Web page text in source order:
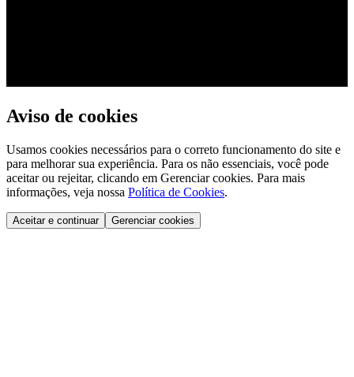
Aviso de cookies
Usamos cookies necessários para o correto funcionamento do site e
para melhorar sua experiência. Para os não essenciais, você pode
aceitar ou rejeitar, clicando em Gerenciar cookies. Para mais
informações, veja nossa Política de Cookies.
Aceitar e continuar Gerenciar cookies